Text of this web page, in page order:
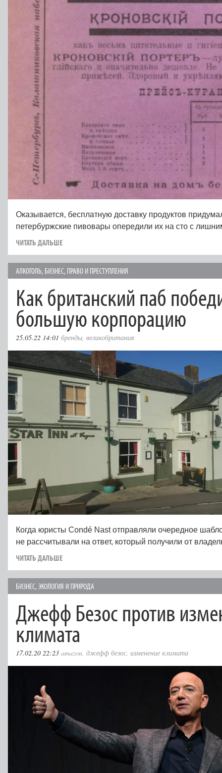
Оказывается, бесплатную доставку продуктов
петербуржские пивовары опередили их на сто с
ЧИТАТЬ ДАЛЬШЕ
АЛКОГОЛЬ, БИЗНЕС, ПРАВО И ПРЕСТУПЛЕНИЯ
Как британский паб
большую корпорацию
25.05.22 14:01 бренды великобритания
Когда юристы Condé Nast отправляли очередное
не рассчитывали на ответ, который получили от
ЧИТАТЬ ДАЛЬШЕ
БИЗНЕС,ЭКОЛОГИЯ И ПРИРОДА
Джефф Безос против
климата
17.02.20 22:23 amazon, джефф безос, изменение климата